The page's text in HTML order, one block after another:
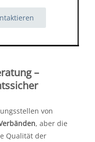
–
von
, aber die
Qualität der